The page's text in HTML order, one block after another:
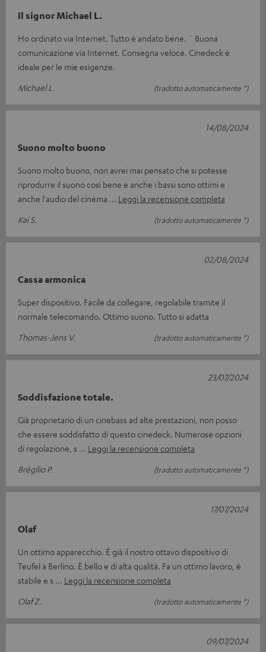
Il signor Michael L.
Ho ordinato via Internet. Tutto è andato bene. ` Buona
comunicazione via Internet. Consegna veloce. Cinedeck è
ideale per le mie esigenze.
Michael L.
(tradotto automaticamente *)
Suono molto buono
Suono molto buono, non avrei mai pensato che si potesse
riprodurre il suono così bene e anche i bassi sono ottimi e
anche l'audio del cinema
Leggi la recensione completa
Kai S.
(tradotto automaticamente *)
14/08/2024
Cassa armonica
Super dispositivo. Facile da collegare, regolabile tramite il
normale telecomando. Ottimo suono. Tutto si adatta
Thomas-Jens V.
(tradotto automaticamente *)
02/08/2024
Soddisfazione totale.
Già proprietario di un cinebass ad alte prestazioni, non posso
che essere soddisfatto di questo cinedeck. Numerose opzioni
di regolazione, s
Leggi la recensione completa
Brégilio P.
(tradotto automaticamente *)
23/07/2024
Olaf
Un ottimo apparecchio. È già il nostro ottavo dispositivo di
Teufel a Berlino. È bello e di alta qualità. Fa un ottimo lavoro, è
stabile e s
Leggi la recensione completa
Olaf Z.
(tradotto automaticamente *)
17/07/2024
09/07/2024